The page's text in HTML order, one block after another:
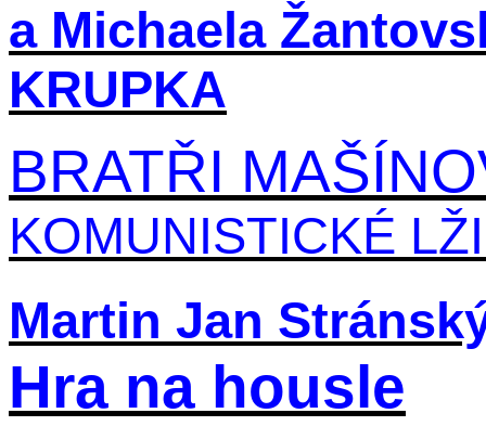
a Michaela
KRUPKA
BRATŘI
KOMUNISTICKÉ
Martin Jan
Hra na housle